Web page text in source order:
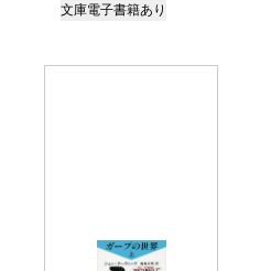
文庫電子書籍あり